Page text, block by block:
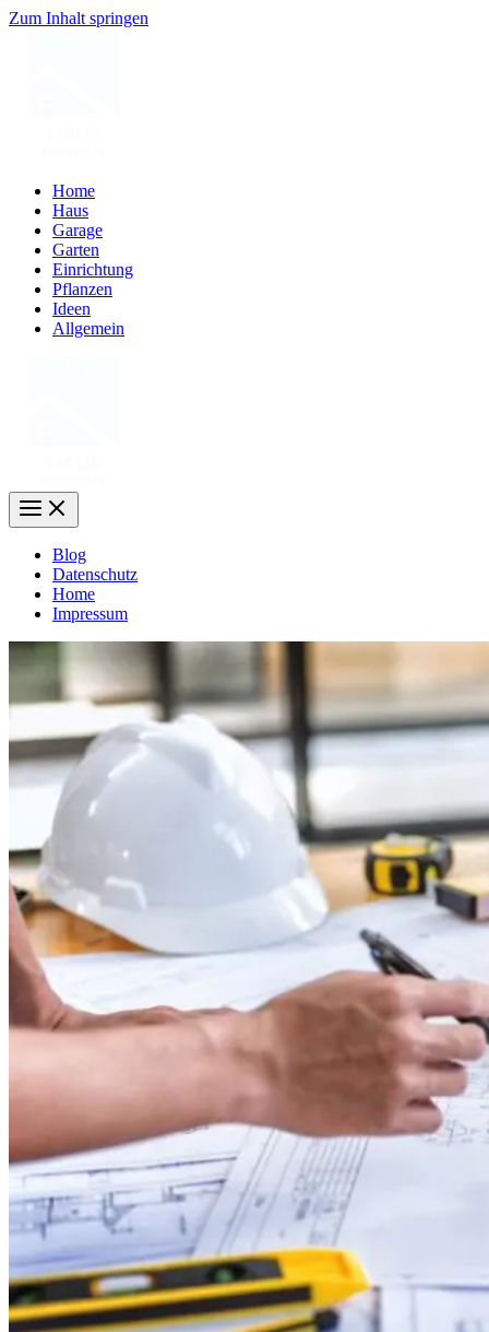
Zum Inhalt springen
Home
Haus
Garage
Garten
Einrichtung
Pflanzen
Ideen
Allgemein
Blog
Datenschutz
Home
Impressum